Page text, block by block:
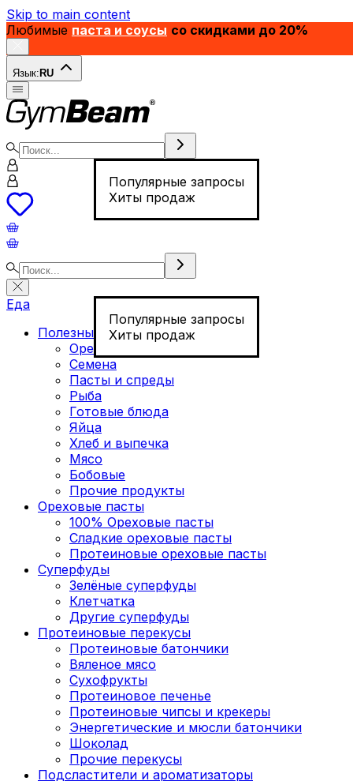
Skip to main content
Любимые паста и соусы со скидками до 20%
Язык: RU
Популярные запросы
Хиты продаж
Популярные запросы
Хиты продаж
Еда
Полезные продукты
Орехи
Семена
Пасты и спреды
Рыба
Готовые блюда
Яйца
Хлеб и выпечка
Мясо
Бобовые
Прочие продукты
Ореховые пасты
100% Ореховые пасты
Сладкие ореховые пасты
Протеиновые ореховые пасты
Суперфуды
Зелёные суперфуды
Клетчатка
Другие суперфуды
Протеиновые перекусы
Протеиновые батончики
Вяленое мясо
Сухофрукты
Протеиновое печенье
Протеиновые чипсы и крекеры
Энергетические и мюсли батончики
Шоколад
Прочие перекусы
Подсластители и ароматизаторы